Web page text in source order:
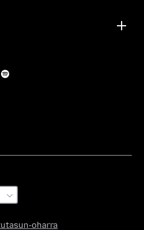
oharra